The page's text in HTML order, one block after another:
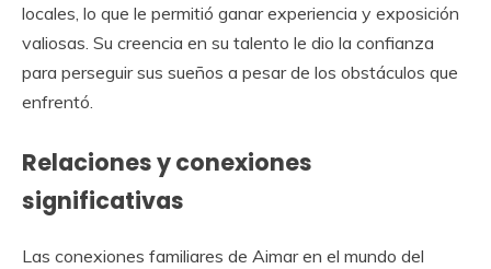
locales, lo que le permitió ganar experiencia y exposición
valiosas. Su creencia en su talento le dio la confianza
para perseguir sus sueños a pesar de los obstáculos que
enfrentó.
Relaciones y conexiones
significativas
Las conexiones familiares de Aimar en el mundo del